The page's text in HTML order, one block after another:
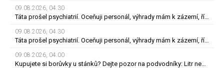
09.08.2026, 04.30
Táta prošel psychiatrií. Oceňuji personál, výhrady mám k zázemí, říká syn
09.08.2026, 04.30
Táta prošel psychiatrií. Oceňuji personál, výhrady mám k zázemí, říká syn
09.08.2026, 04.00
Kupujete si borůvky u stánků? Dejte pozor na podvodníky: Litr není kilo